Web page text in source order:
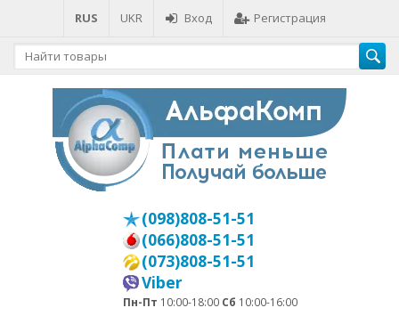
RUS UKR Вход Регистрация
(098)808-51-51
(066)808-51-51
(073)808-51-51
Viber
Пн-Пт 10:00-18:00 Сб 10:00-16:00